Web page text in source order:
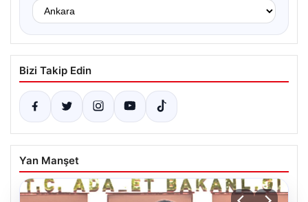
Bizi Takip Edin
Yan Manşet